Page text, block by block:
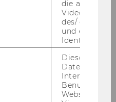
und Qua­li­fi­ka­tio­
Stu­di­um der
und Qua­li­fi­ka­tio­nen:
dem Ge­biet der Fi­nan­
die aktuellen
des/ der
und einen
Dieses
Daten über
Interaktionen
Websites, auf